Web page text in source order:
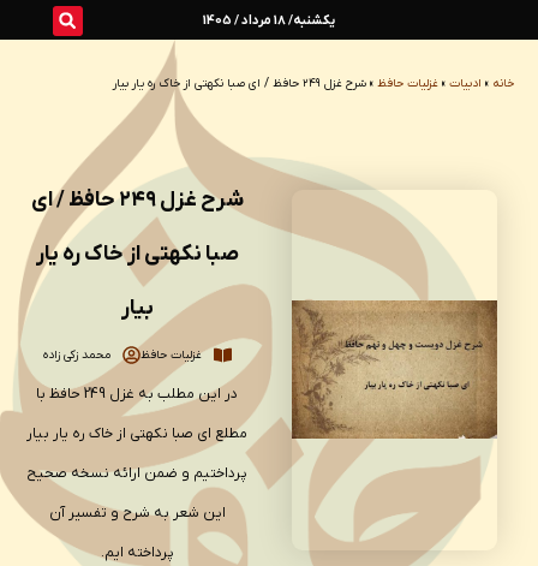
یکشنبه/ 18 مرداد / 1405
خانه » ادبیات » غزلیات حافظ » شرح غزل ۲۴۹ حافظ / ای صبا نکهتی از خاک ره یار بیار
شرح غزل ۲۴۹ حافظ / ای
صبا نکهتی از خاک ره یار
بیار
غزلیات حافظ محمد زکی زاده
در این مطلب به غزل 249 حافظ با
مطلع ای صبا نکهتی از خاک ره یار بیار
پرداختیم و ضمن ارائه نسخه صحیح
این شعر به شرح و تفسیر آن
پرداخته ایم.